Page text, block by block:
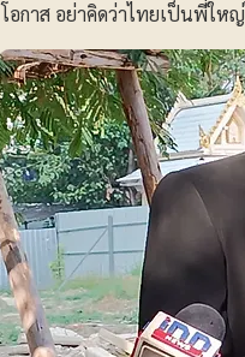
โอกาส อย่าคิดว่าไทยเป็นพี่ให